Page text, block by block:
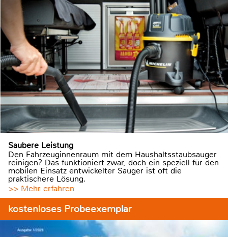
Saubere Leistung
Den Fahrzeuginnenraum mit dem Haushaltsstaubsauger
reinigen? Das funktioniert zwar, doch ein speziell für den
mobilen Einsatz entwickelter Sauger ist oft die
praktischere Lösung.
>> Mehr erfahren
kostenloses Probeexemplar